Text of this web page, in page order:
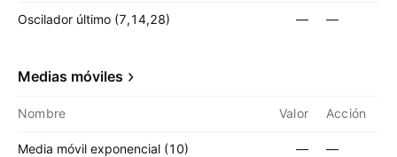
Oscilador último (7,14,28) — —
Medias móviles
Nombre Valor Acción
Media móvil exponencial (10) — —